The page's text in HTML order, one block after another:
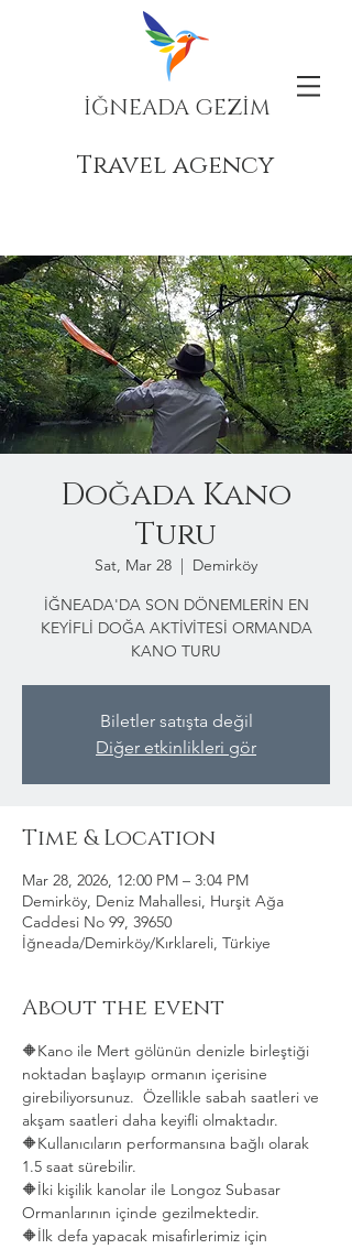
İĞNEADA GEZİM
Travel agency
Doğada Kano
Turu
Sat, Mar 28
  |
Demirköy
İĞNEADA'DA SON DÖNEMLERİN EN
KEYİFLİ DOĞA AKTİVİTESİ ORMANDA
KANO TURU
Biletler satışta değil
Diğer etkinlikleri gör
Time & Location
Mar 28, 2026, 12:00 PM – 3:04 PM
Demirköy, Deniz Mahallesi, Hurşit Ağa
Caddesi No 99, 39650
İğneada/Demirköy/Kırklareli, Türkiye
About the event
🔶Kano ile Mert gölünün denizle birleştiği
noktadan başlayıp ormanın içerisine
girebiliyorsunuz.  Özellikle sabah saatleri ve
akşam saatleri daha keyifli olmaktadır.
🔶Kullanıcıların performansına bağlı olarak
1.5 saat sürebilir.
🔶İki kişilik kanolar ile Longoz Subasar
Ormanlarının içinde gezilmektedir.
🔶İlk defa yapacak misafirlerimiz için